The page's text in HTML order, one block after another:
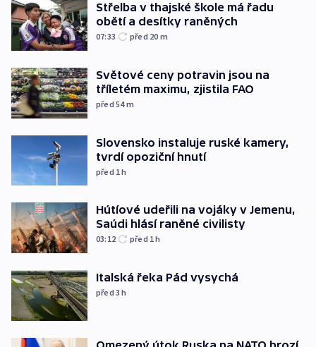
Střelba v thajské škole má řadu
obětí a desítky raněných
07:33 před 20 m
Světové ceny potravin jsou na
tříletém maximu, zjistila FAO
před 54m
Slovensko instaluje ruské kamery,
tvrdí opoziční hnutí
před 1h
Hútíové udeřili na vojáky v Jemenu,
Saúdi hlásí raněné civilisty
03:12 před 1h
Italská řeka Pád vysychá
před 3h